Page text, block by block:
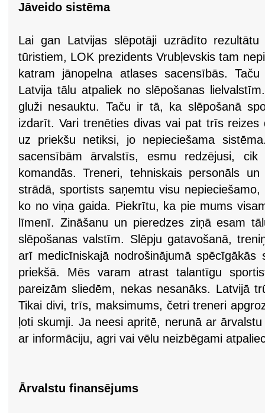
Jāveido sistēma
Lai gan Latvijas slēpotāji uzrādīto
tūristiem, LOK prezidents Vrubļevskis tam
katram jānopelna atlases sacensībās.
Latvija tālu atpaliek no slēpošanas
gluži nesauktu. Taču ir tā, ka slēpošanā
izdarīt. Vari trenēties divas vai pat trīs
uz priekšu netiksi, jo nepieciešama
sacensībām ārvalstīs, esmu redzējusi,
komandās. Treneri, tehniskais personāls
strādā, sportists saņemtu visu
ko no viņa gaida. Piekrītu, ka pie mums
līmenī. Zināšanu un pieredzes ziņā esam
slēpošanas valstīm. Slēpju gatavošanā,
arī medicīniskajā nodrošinājumā spēcīgākās
priekšā. Mēs varam atrast talantīgu
pareizām sliedēm, nekas nesanāks. Latvijā
Tikai divi, trīs, maksimums, četri treneri
ļoti skumji. Ja neesi apritē, nerunā ar
ar informāciju, agri vai vēlu neizbēgami
Ārvalstu finansējums